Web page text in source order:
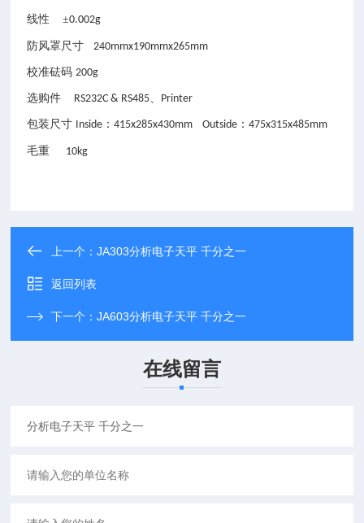
线性 ±0.002g
防风罩尺寸 240mmx190mmx265mm
校准砝码 200g
选购件 RS232C & RS485、 Printer
包装尺寸 Inside ：415x285x430mm Outside ：475x315x485mm
毛重 10kg
上一个：JA303分析电子天平 千分之一
返回列表
下一个：JA603分析电子天平 千分之一
在线留言